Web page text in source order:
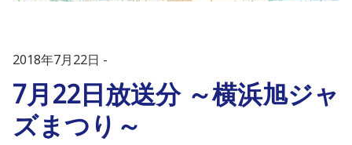
2018年7月22日
7月22日放送分 ～横浜旭ジャ
ズまつり～